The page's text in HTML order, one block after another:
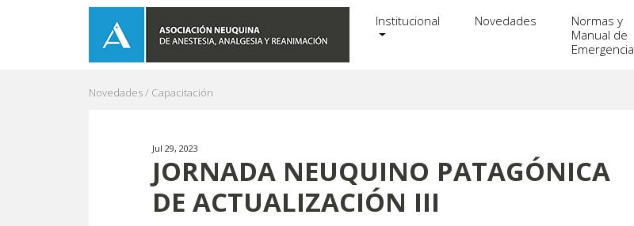
Institucional Novedades
Normas y
Manual de
Emergencia
Novedades / Capacitación
Jul 29, 2023
JORNADA NEUQUINO PATAGÓNICA
DE ACTUALIZACIÓN III